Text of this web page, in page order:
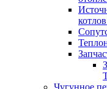
Чугунное